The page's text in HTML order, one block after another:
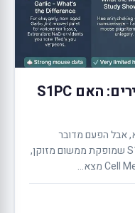
תרכובת משום מזוקן לשרירים: האם S1PC
אבל הפעם מדובר
במשהו ספציפי יותר: תרכובת בשם S1PC שמופקת ממשום מזוקן,